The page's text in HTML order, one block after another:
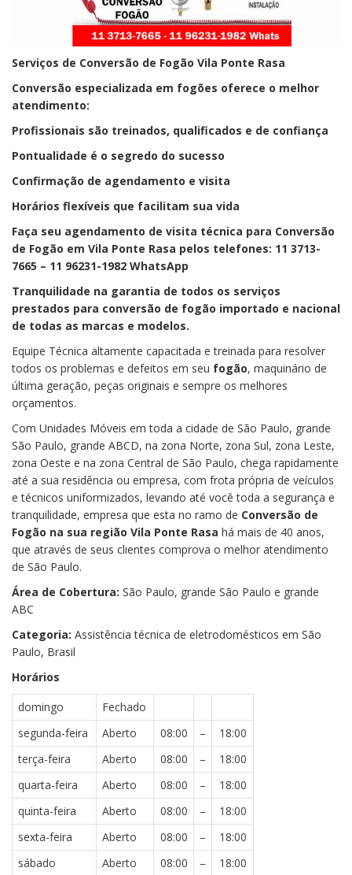
Serviços de Conversão de Fogão Vila Ponte Rasa
Conversão especializada em fogões oferece o melhor
atendimento:
Profissionais são treinados, qualificados e de confiança
Pontualidade é o segredo do sucesso
Confirmação de agendamento e visita
Horários flexíveis que facilitam sua vida
Faça seu agendamento de visita técnica para Conversão
de Fogão em Vila Ponte Rasa pelos telefones: 11 3713-
7665 – 11 96231-1982 WhatsApp
Tranquilidade na garantia de todos os serviços
prestados para conversão de fogão importado e nacional
de todas as marcas e modelos.
Equipe Técnica altamente capacitada e treinada para resolver
todos os problemas e defeitos em seu fogão, maquinário de
última geração, peças originais e sempre os melhores
orçamentos.
Com Unidades Móveis em toda a cidade de São Paulo, grande
São Paulo, grande ABCD, na zona Norte, zona Sul, zona Leste,
zona Oeste e na zona Central de São Paulo, chega rapidamente
até a sua residência ou empresa, com frota própria de veículos
e técnicos uniformizados, levando até você toda a segurança e
tranquilidade, empresa que esta no ramo de Conversão de
Fogão na sua região Vila Ponte Rasa há mais de 40 anos,
que através de seus clientes comprova o melhor atendimento
de São Paulo.
Área de Cobertura: São Paulo, grande São Paulo e grande
ABC
Categoria: Assistência técnica de eletrodomésticos em São
Paulo, Brasil
Horários
domingo
Fechado
segunda-feira
Aberto 08:00 –
18:00
terça-feira
Aberto 08:00 –
18:00
quarta-feira
Aberto 08:00 –
18:00
quinta-feira
Aberto 08:00 –
18:00
sexta-feira
Aberto 08:00 –
18:00
sábado
Aberto 08:00 –
18:00